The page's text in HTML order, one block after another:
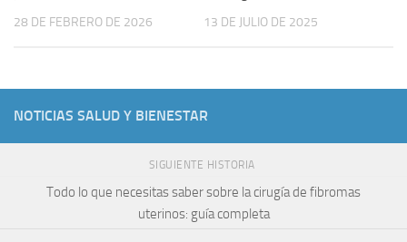
28 DE FEBRERO DE 2026 13 DE JULIO DE 2025
NOTICIAS SALUD Y BIENESTAR
SIGUIENTE HISTORIA
Todo lo que necesitas saber sobre la cirugía de fibromas
uterinos: guía completa